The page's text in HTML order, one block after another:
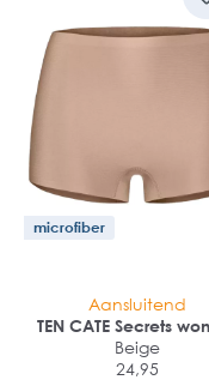
microfiber
Aansluitend
TEN CATE Secrets
shorts (1-pack)
Beige
24,95